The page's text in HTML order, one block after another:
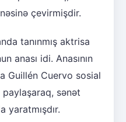
çevirmişdir.
tanınmış aktrisa
anası idi. Anasının
Guillén Cuervo sosial
sənət
yaratmışdır.